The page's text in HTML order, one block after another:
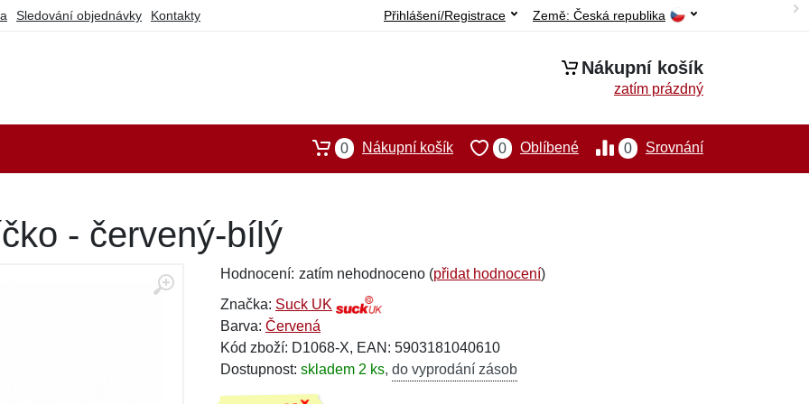
Sledování objednávky Kontakty Země: Česká republika
Přihlášení/Registrace
Nákupní košík
zatím prázdný
0 Srovnání
0 Oblíbené
0 Nákupní košík
- červený-bílý
Hodnocení: zatím nehodnoceno (přidat hodnocení)
Značka: Suck UK
Barva: Červená
Kód zboží: D1068-X, EAN: 5903181040610
Dostupnost: skladem 2 ks, do vyprodání zásob